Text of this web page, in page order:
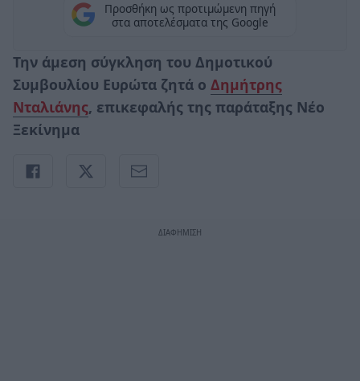
Προσθήκη ως προτιμώμενη πηγή
στα αποτελέσματα της Google
Την άμεση σύγκληση του Δημοτικού
Συμβουλίου Ευρώτα ζητά ο Δημήτρης
Νταλιάνης, επικεφαλής της παράταξης Νέο
Ξεκίνημα